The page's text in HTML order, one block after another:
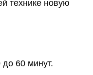
технике новую
60 минут.